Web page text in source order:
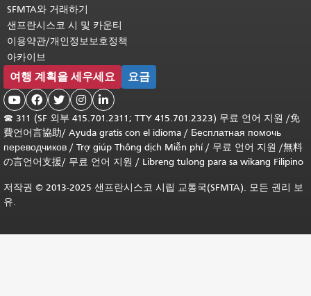
SFMTA와 거래하기
샌프란시스코 시 및 카운티
이용약관/개인정보보호정책
아카이브
여행 계획을 세우세요 요금
    
☎ 311 (SF 외부 415.701.2311; TTY 415.701.2323) 무료 언어 지원 /免
費언어言協助/ Ayuda gratis con el idioma / Бесплатная помочь
переводчиков / Trợ giúp Thông dịch Miễn phí/ 무료 언어 지원 /無料
の言언어支援/ 무료 언어 지원 / Libreng tulong para sa wikang Filipino
저작권 © 2013-2025 샌프란시스코 시립 교통국(SFMTA). 모든 권리 보
유.